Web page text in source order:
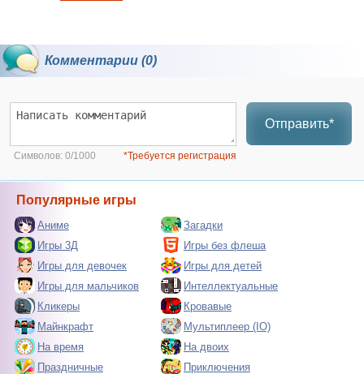
Комментарии (0)
Отправить*
Символов: 0/1000 *Требуется регистрация
Популярные игры
Аниме
Загадки
Игры 3Д
Игры без флеша
Игры для девочек
Игры для детей
Игры для мальчиков
Интеллектуальные
Кликеры
Кровавые
Майнкрафт
Мультиплеер (IO)
На время
На двоих
Праздничные
Приключения